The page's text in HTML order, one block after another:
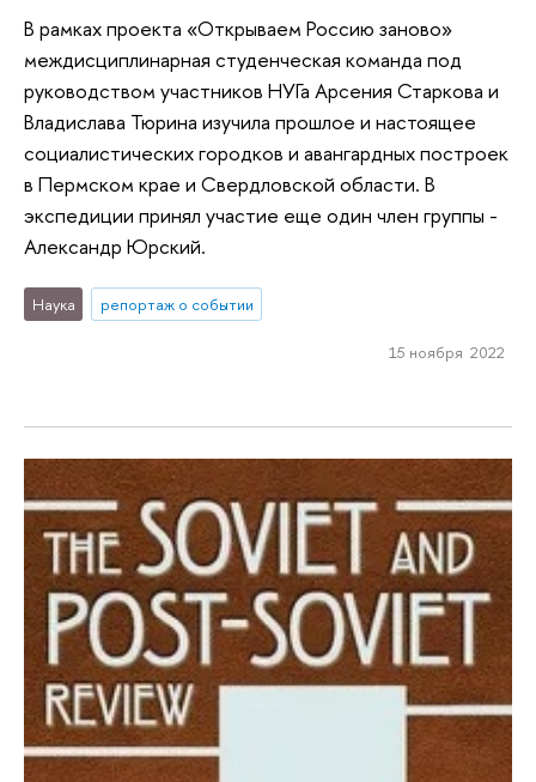
В рамках проекта «Открываем Россию заново»
междисциплинарная студенческая команда под
руководством участников НУГа Арсения Старкова и
Владислава Тюрина изучила прошлое и настоящее
социалистических городков и авангардных построек
в Пермском крае и Свердловской области. В
экспедиции принял участие еще один член группы -
Александр Юрский.
Наука репортаж о событии
15 ноября 2022